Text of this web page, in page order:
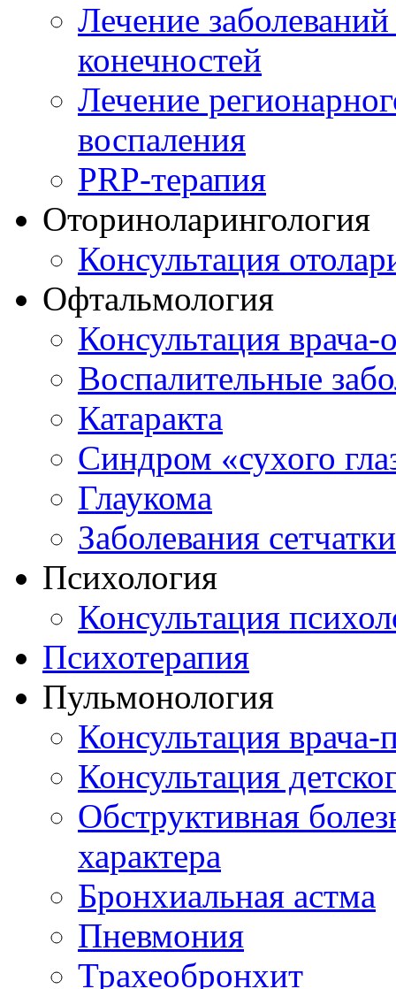
Лечение
конечностей
Лечение
воспаления
PRP-терапия
Оториноларингология
Консультация
Офтальмология
Консультация врача-
Воспалительные
Катаракта
Синдром «сухого
Глаукома
Заболевания сетчатки
Психология
Консультация
Психотерапия
Пульмонология
Консультация врача-
Консультация
Обструктивная
характера
Бронхиальная астма
Пневмония
Трахеобронхит